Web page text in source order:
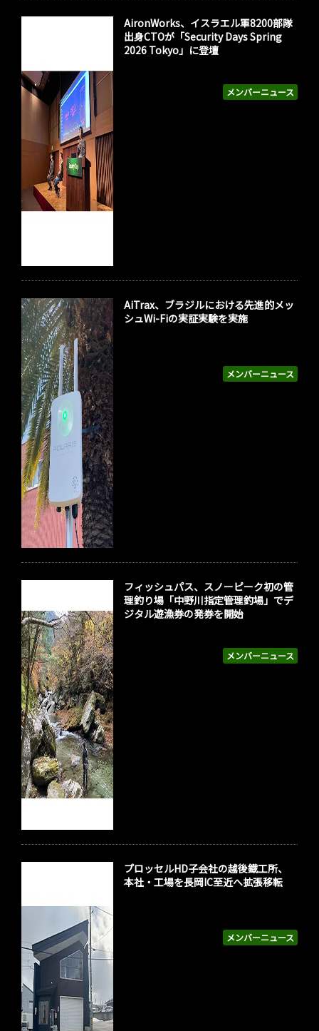
メンバーニュース
AironWorks、イスラエル軍8200部隊
出身CTOが「Security Days Spring
2026 Tokyo」に登壇
メンバーニュース
AiTrax、ブラジルにおける先進的メッ
シュWi-Fiの実証実験を実施
メンバーニュース
フィッシュパス、スノーピーク初の管
理釣り場「中野川指定管理釣場」でデ
ジタル遊漁券の発券を開始
メンバーニュース
プロッセルHD子会社の越後鐡工所、
本社・工場を長岡IC至近へ拡張移転